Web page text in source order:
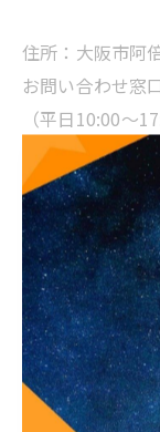
住所：大阪市阿
お問い合わせ窓
（平日10:00～
* 屋根・外壁を
* 建物に多数の
* 外壁を手で触
* 豪雨の際、雨
* 台風や災害で
* 相談をしたい